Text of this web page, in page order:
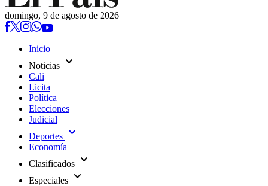
domingo, 9 de agosto de 2026
Inicio
Noticias expand_more
Cali
Licita
Política
Elecciones
Judicial
Deportes expand_more
Economía
Clasificados expand_more
Especiales expand_more